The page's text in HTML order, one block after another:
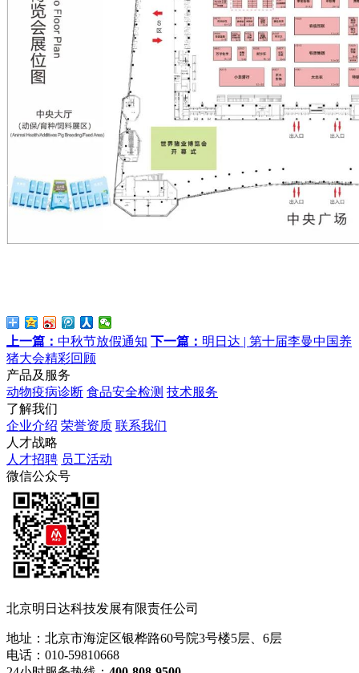
上一篇： 中秋节放假通知 下一篇： 明日达 | 第十届李曼中国养
猪大会精彩回顾
产品及服务
动物疫病诊断 食品安全检测 技术服务
了解我们
企业介绍 荣誉资质 联系我们
人才战略
人才招聘 员工活动
微信公众号
北京明日达科技发展有限责任公司
地址：北京市海淀区银桦路60号院3号楼5层、6层
电话：010-59810668